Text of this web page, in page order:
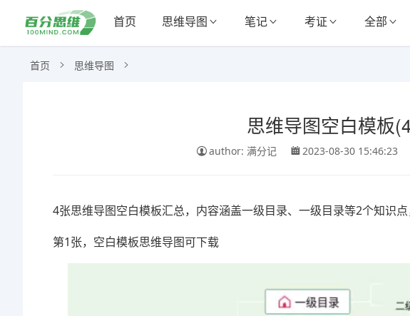
首页 思维导图 笔记 考证 全部
首页 思维导图
思维导图空白模板
author: 满分记 2023-08-30 15:46:23
4张思维导图空白模板汇总，内容涵盖一级目录、一级目录等2个知识
第1张，空白模板思维导图可下载